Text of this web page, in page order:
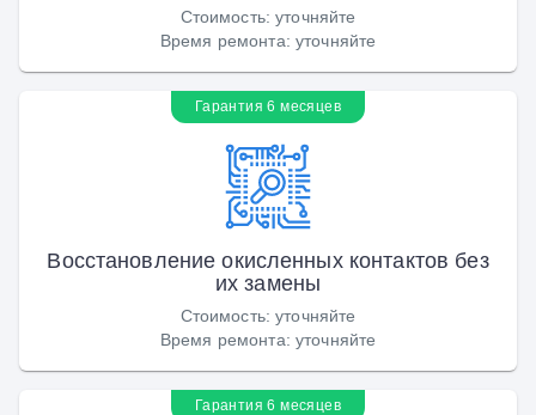
Стоимость:уточняйте
Время ремонта: уточняйте
Гарантия 6 месяцев
Восстановление окисленных контактов без
их замены
Стоимость:уточняйте
Время ремонта: уточняйте
Гарантия 6 месяцев